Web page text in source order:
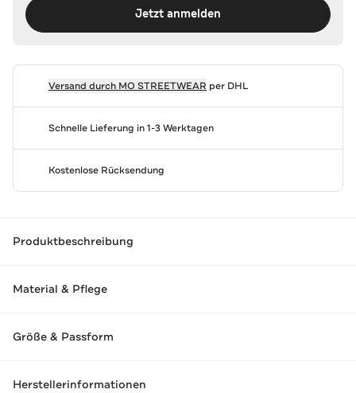
Jetzt anmelden
Versand durch MO STREETWEAR per DHL
Schnelle Lieferung in 1-3 Werktagen
Kostenlose Rücksendung
Produktbeschreibung
Material & Pflege
Größe & Passform
Herstellerinformationen